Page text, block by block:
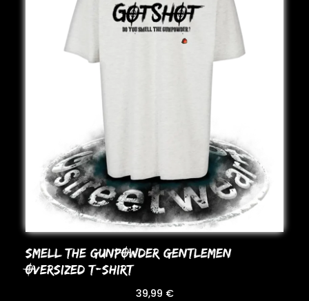
SMELL THE GUNPOWDER GENTLEMEN
OVERSIZED T-SHIRT
39,99 €